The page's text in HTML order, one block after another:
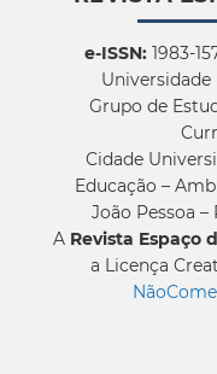
e-ISSN:1983-
Universidade
Grupo de
Cidade
Educação –
João Pessoa –
A Revista Espaço
a Licença